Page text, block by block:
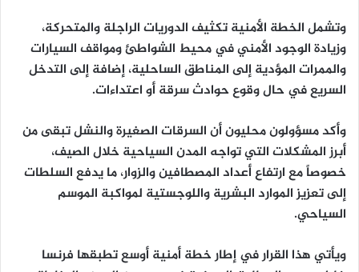
وتشمل الخطة الأمنية تكثيف الدوريات الراجلة والمتحركة،
وزيادة الوجود الأمني في محيط الشواطئ ومواقف السيارات
والممرات المؤدية إلى المناطق الساحلية، إضافة إلى التدخل
السريع في حال وقوع حوادث سرقة أو اعتداءات.
وأكد مسؤولون محليون أن السرقات الصغيرة والنشل تبقى من
أبرز المشكلات التي تواجه المدن السياحية خلال الصيف،
خصوصاً مع ارتفاع أعداد المصطافين والزوار، ما يدفع السلطات
إلى تعزيز الموارد البشرية واللوجستية لمواكبة الموسم
السياحي.
ويأتي هذا القرار في إطار خطة أمنية أوسع تطبقها فرنسا